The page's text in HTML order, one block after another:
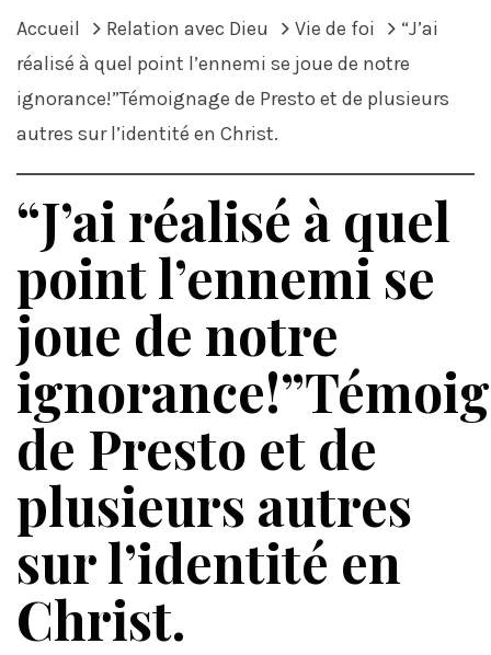
Accueil Relation avec Dieu Vie de foi
“J’ai
réalisé à quel point l’ennemi se joue de notre
ignorance!”Témoignage de Presto et de plusieurs
autres sur l’identité en Christ.
“J’ai réalisé à quel
point l’ennemi se
joue de notre
de Presto et de
plusieurs autres
sur l’identité en
Christ.